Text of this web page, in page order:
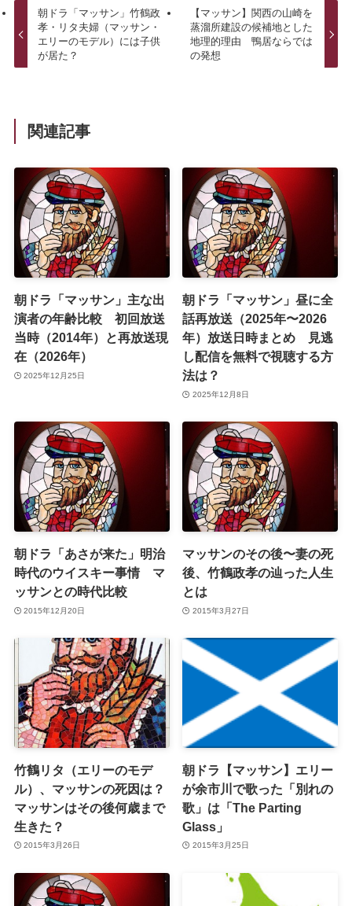
朝ドラ「マッサン」竹鶴政
孝・リタ夫婦（マッサン・
エリーのモデル）には子供
が居た？
【マッサン】関西の山崎を
蒸溜所建設の候補地とした
地理的理由 鴨居ならでは
の発想
関連記事
朝ドラ「マッサン」主な出
演者の年齢比較 初回放送
当時（2014年）と再放送現
在（2026年）
2025年12月25日
朝ドラ「マッサン」昼に全
話再放送（2025年〜2026
年）放送日時まとめ 見逃
し配信を無料で視聴する方
法は？
2025年12月8日
朝ドラ「あさが来た」明治
時代のウイスキー事情 マ
ッサンとの時代比較
2015年12月20日
マッサンのその後〜妻の死
後、竹鶴政孝の辿った人生
とは
2015年3月27日
竹鶴リタ（エリーのモデ
ル）、マッサンの死因は？
マッサンはその後何歳まで
生きた？
2015年3月26日
朝ドラ【マッサン】エリー
が余市川で歌った「別れの
歌」は「The Parting
Glass」
2015年3月25日